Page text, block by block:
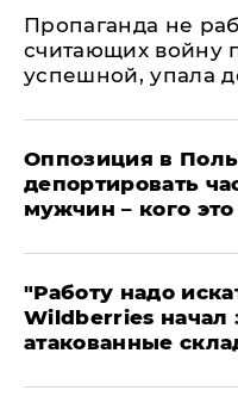
​Пропаганда не
считающих войну
успешной, упала
Оппозиция в
депортировать
мужчин – кого
"Работу надо
Wildberries начал
атакованные